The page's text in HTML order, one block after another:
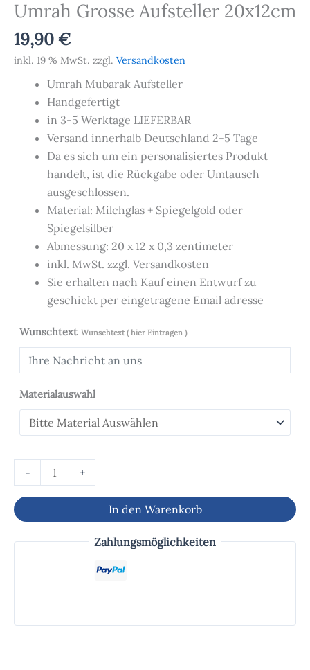
Umrah Grosse Aufsteller 20x12cm
19,90€
inkl. 19 % MwSt. zzgl. Versandkosten
Umrah Mubarak Aufsteller
Handgefertigt
in 3-5 Werktage LIEFERBAR
Versand innerhalb Deutschland 2-5 Tage
Da es sich um ein personalisiertes Produkt
handelt, ist die Rückgabe oder Umtausch
ausgeschlossen.
Material: Milchglas + Spiegelgold oder
Spiegelsilber
Abmessung: 20 x 12 x 0,3 zentimeter
inkl. MwSt. zzgl. Versandkosten
Sie erhalten nach Kauf einen Entwurf zu
geschickt per eingetragene Email adresse
Wunschtext Wunschtext ( hier Eintragen )
Materialauswahl
- +
In den Warenkorb
Zahlungsmöglichkeiten